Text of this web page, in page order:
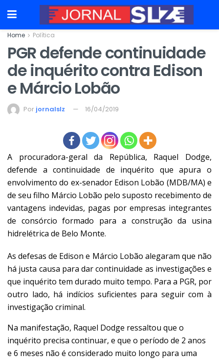
Home Política
PGR defende continuidade
de inquérito contra Edison
e Márcio Lobão
Por jornalslz 16/04/2019
A procuradora-geral da República, Raquel Dodge,
defende a continuidade de inquérito que apura o
envolvimento do ex-senador Edison Lobão (MDB/MA) e
de seu filho Márcio Lobão pelo suposto recebimento de
vantagens indevidas, pagas por empresas integrantes
de consórcio formado para a construção da usina
hidrelétrica de Belo Monte.
As defesas de Edison e Márcio Lobão alegaram que não
há justa causa para dar continuidade as investigações e
que inquérito tem durado muito tempo. Para a PGR, por
outro lado, há indícios suficientes para seguir com à
investigação criminal.
Na manifestação, Raquel Dodge ressaltou que o
inquérito precisa continuar, e que o período de 2 anos
e 6 meses não é considerado muito longo para uma